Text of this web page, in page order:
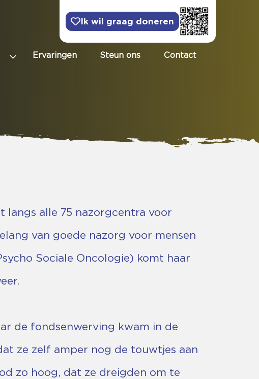
Ik wil graag doneren
Ervaringen Steun ons Contact
langs alle 75 nazorgcentra voor
van goede nazorg voor mensen
Sociale Oncologie) komt haar
de fondsenwerving kwam in de
ze zelf amper nog de touwtjes aan
zo hoog, dat ze dreigden om te